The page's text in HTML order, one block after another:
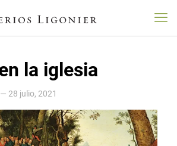
la iglesia
— 28 julio, 2021